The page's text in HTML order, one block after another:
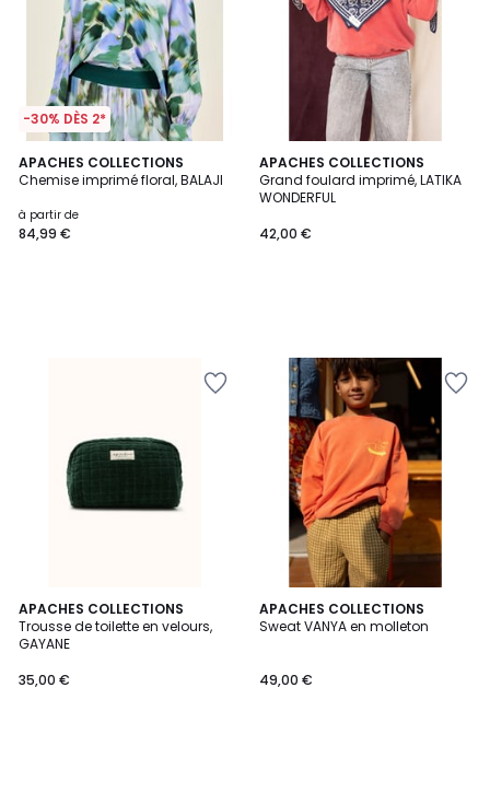
-30% DÈS 2*
APACHES COLLECTIONS
Chemise imprimé floral, BALAJI
à partir de
84,99 €
APACHES COLLECTIONS
Grand foulard imprimé, LATIKA
WONDERFUL
42,00 €
APACHES COLLECTIONS
Trousse de toilette en velours,
GAYANE
35,00 €
APACHES COLLECTIONS
Sweat VANYA en molleton
49,00 €